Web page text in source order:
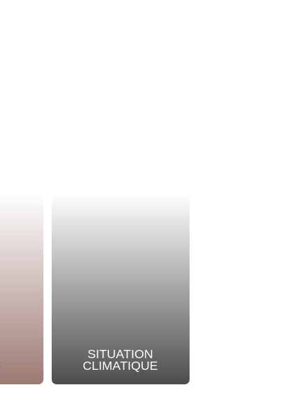
SITUATION
CLIMATIQUE